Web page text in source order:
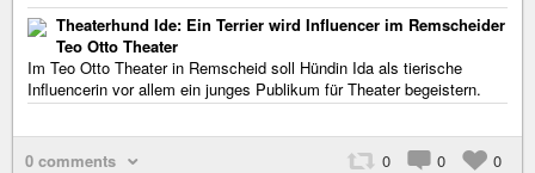
Theaterhund Ide: Ein Terrier wird Influencer im Remscheider
Teo Otto Theater
Im Teo Otto Theater in Remscheid soll Hündin Ida als tierische
Influencerin vor allem ein junges Publikum für Theater begeistern.
0 comments 0 0 0